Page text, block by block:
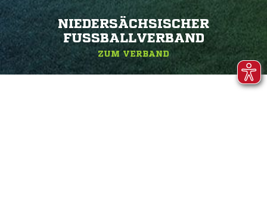
NIEDERSÄCHSISCHER
FUSSBALLVERBAND
ZUM VERBAND